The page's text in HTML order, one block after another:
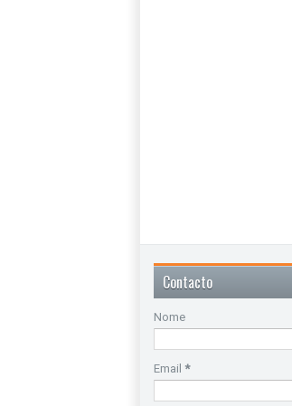
Contacto
Nome
Email *